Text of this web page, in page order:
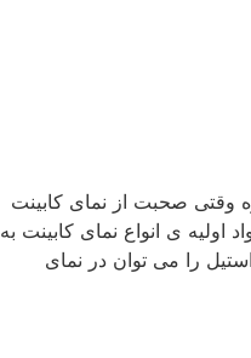
صحبت از نمای کابینت
ی انواع نمای کابینت به
را می توان در نمای